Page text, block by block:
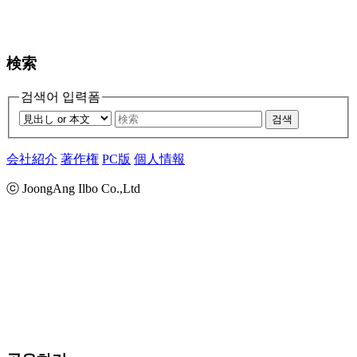
検索
검색어 입력폼
검색
会社紹介 著作権 PC版 個人情報
ⓒ JoongAng Ilbo Co.,Ltd